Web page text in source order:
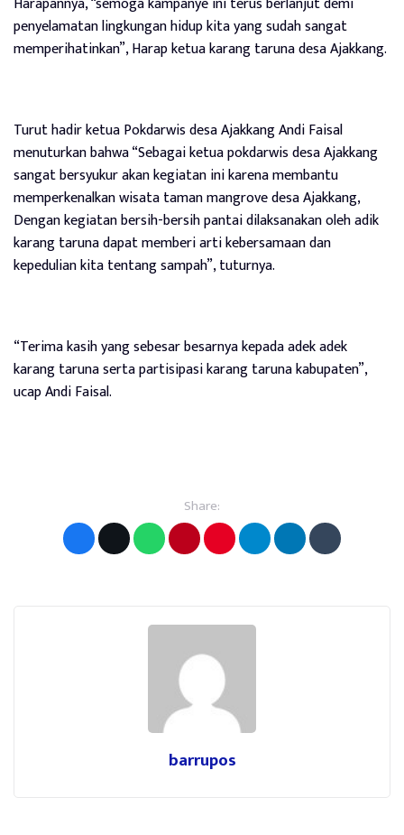
penyelamatan lingkungan hidup kita yang sudah sangat
memperihatinkan”, Harap ketua karang taruna desa Ajakkang.
Turut hadir ketua Pokdarwis desa Ajakkang Andi Faisal
menuturkan bahwa “Sebagai ketua pokdarwis desa Ajakkang
sangat bersyukur akan kegiatan ini karena membantu
memperkenalkan wisata taman mangrove desa Ajakkang,
Dengan kegiatan bersih-bersih pantai dilaksanakan oleh adik
karang taruna dapat memberi arti kebersamaan dan
kepedulian kita tentang sampah”, tuturnya.
“Terima kasih yang sebesar besarnya kepada adek adek
karang taruna serta partisipasi karang taruna kabupaten”,
ucap Andi Faisal.
Share:
barrupos